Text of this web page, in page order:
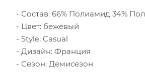
Состав: 66% Полиамид 34%
Цвет: бежевый
Style: Casual
Дизайн: Франция
Сезон: Демисезон